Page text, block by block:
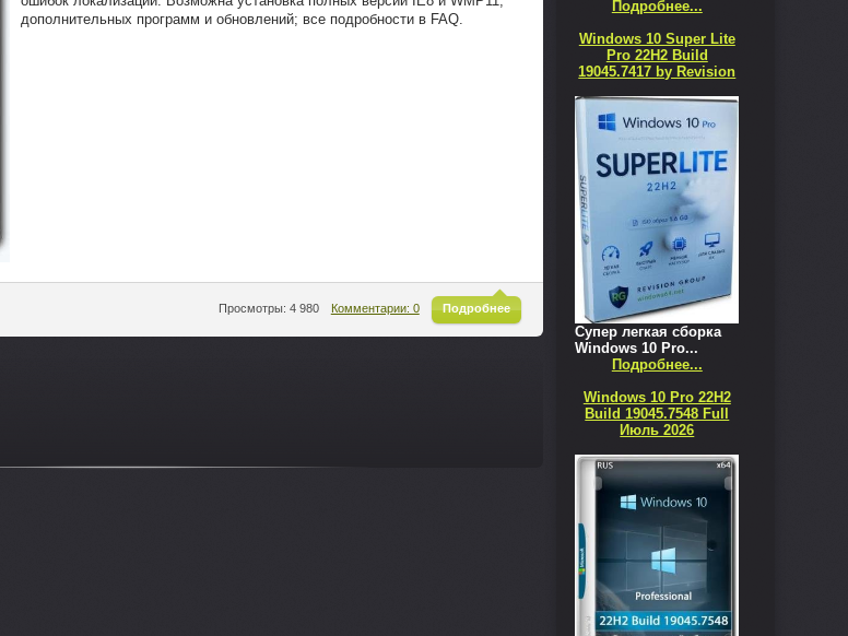
дополнительных программ и обновлений; все подробности в FAQ.
Подробнее
Комментарии: 0
Просмотры: 4 980
Подробнее...
Windows 10 Super Lite
Pro 22H2 Build
19045.7417 by Revision
Супер легкая сборка
Windows 10 Pro...
Подробнее...
Windows 10 Pro 22H2
Build 19045.7548 Full
Июль 2026